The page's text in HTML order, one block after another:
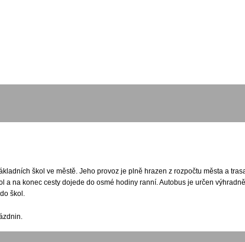
škol ve městě. Jeho provoz je plně hrazen z rozpočtu města a
na konec cesty dojede do osmé hodiny ranní. Autobus je určen
škol.